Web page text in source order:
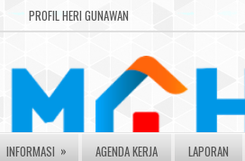
PROFIL HERI GUNAWAN
INFORMASI » AGENDA KERJA LAPORAN